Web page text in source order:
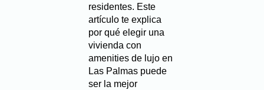
residentes. Este
artículo te explica
por qué elegir una
vivienda con
amenities de lujo en
Las Palmas puede
ser la mejor